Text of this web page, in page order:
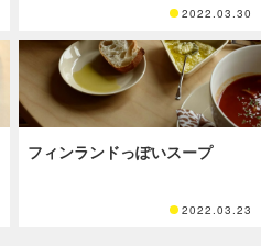
2022.03.30
フィンランドっぽいスープ
2022.03.23